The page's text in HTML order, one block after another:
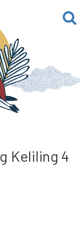
Keliling 4